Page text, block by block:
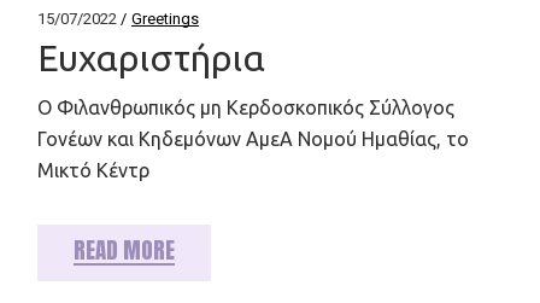
15/07/2022 Greetings
Ευχαριστήρια
Ο Φιλανθρωπικός μη Κερδοσκοπικός Σύλλογος
Γονέων και Κηδεμόνων ΑμεΑ Νομού Ημαθίας, το
Μικτό Κέντρ
READ MORE